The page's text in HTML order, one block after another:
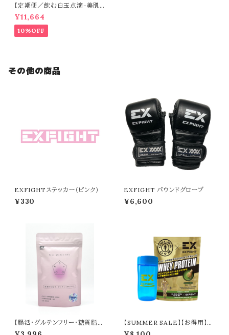
【定期便／飲む白玉点滴-美肌
目的の方-】CLEAR（60日分）
¥11,664
10%OFF
その他の商品
EXFIGHTステッカー（ピンク）
¥330
EXFIGHT パウンドグローブ
¥6,600
【腸活・グルテンフリー・糖質脂質
ケア】 BLOCK（90回分）※食後
【SUMMER SALE】【お得用】ホ
エイプロテイン／本格抹茶（720